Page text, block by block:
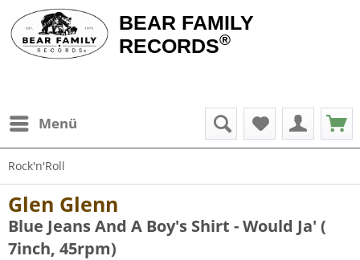
BEAR FAMILY
RECORDS®
Menü
Rock'n'Roll
Glen Glenn
Blue Jeans And A Boy's Shirt - Would Ja' (
7inch, 45rpm)